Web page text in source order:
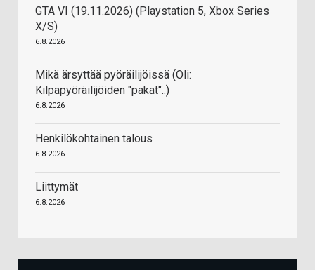
GTA VI (19.11.2026) (Playstation 5, Xbox Series
X/S)
6.8.2026
Mikä ärsyttää pyöräilijöissä (Oli:
Kilpapyöräilijöiden "pakat"..)
6.8.2026
Henkilökohtainen talous
6.8.2026
Liittymät
6.8.2026